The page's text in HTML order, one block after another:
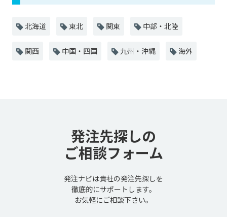
北海道 東北 関東 中部・北陸
関西 中国・四国 九州・沖縄 海外
発注先探しの
ご相談フォーム
発注ナビは貴社の発注先探しを
徹底的にサポートします。
お気軽にご相談下さい。